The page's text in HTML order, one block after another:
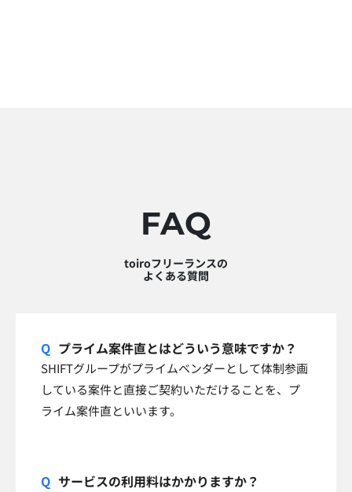
FAQ
toiroフリーランスの
よくある質問
プライム案件直とはどういう意味ですか？
SHIFTグループがプライムベンダーとして体制参画
している案件と直接ご契約いただけることを、プ
ライム案件直といいます。
サービスの利用料はかかりますか？